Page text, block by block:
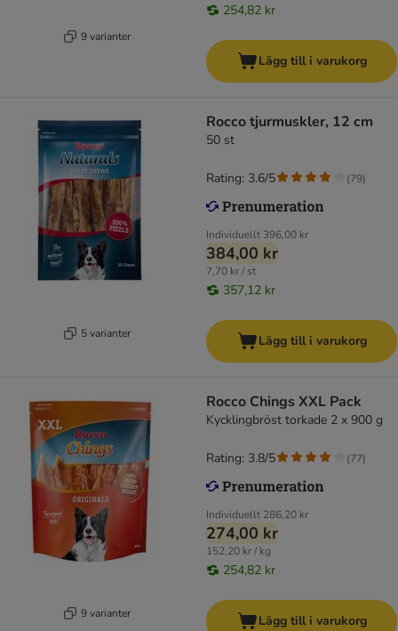
9 varianter
254,82 kr
Lägg till i varukorg
5 varianter
Rocco tjurmuskler, 12 cm
50 st
Individuellt 396,00 kr
384,00 kr
7,70 kr / st
357,12 kr
Rating: 3.6/5 (79)
Lägg till i varukorg
9 varianter
Rocco Chings XXL Pack
Kycklingbröst torkade 2 x 900 g
Individuellt 286,20 kr
274,00 kr
152,20 kr / kg
254,82 kr
Rating: 3.8/5 (77)
Lägg till i varukorg